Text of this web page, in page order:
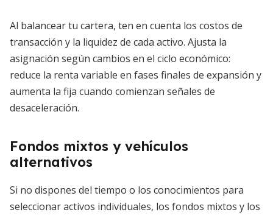
Al balancear tu cartera, ten en cuenta los costos de
transacción y la liquidez de cada activo. Ajusta la
asignación según cambios en el ciclo económico:
reduce la renta variable en fases finales de expansión y
aumenta la fija cuando comienzan señales de
desaceleración.
Fondos mixtos y vehículos
alternativos
Si no dispones del tiempo o los conocimientos para
seleccionar activos individuales, los fondos mixtos y los